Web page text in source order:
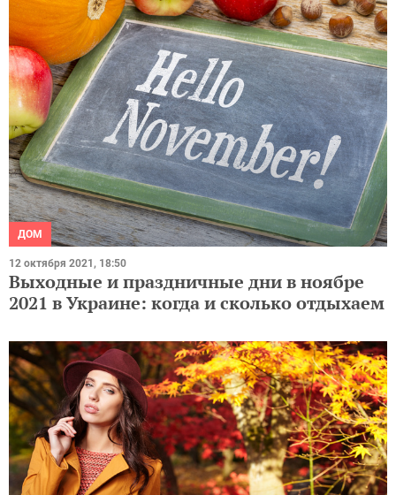
ДОМ
12 октября 2021, 18:50
Выходные и праздничные дни в ноябре
2021 в Украине: когда и сколько отдыхаем